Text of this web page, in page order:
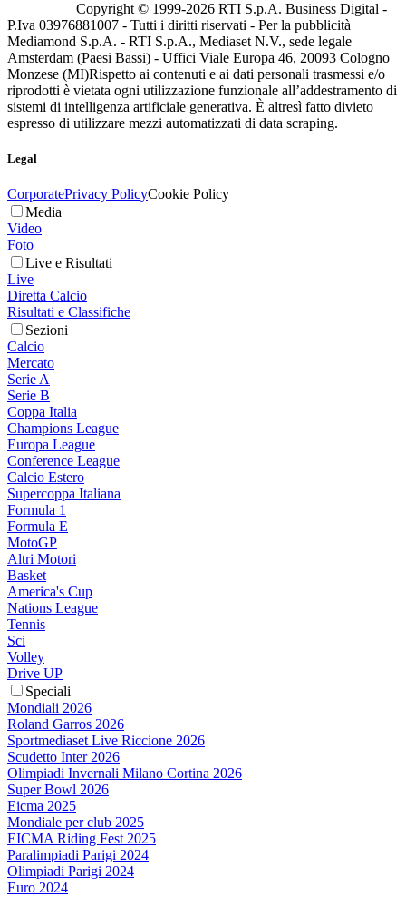
Copyright © 1999-2026 RTI S.p.A. Business Digital -
P.Iva 03976881007 - Tutti i diritti riservati - Per la pubblicità
Mediamond S.p.A. - RTI S.p.A., Mediaset N.V., sede legale
Amsterdam (Paesi Bassi) - Uffici Viale Europa 46, 20093 Cologno
Monzese (MI)Rispetto ai contenuti e ai dati personali trasmessi e/o
riprodotti è vietata ogni utilizzazione funzionale all’addestramento di
sistemi di intelligenza artificiale generativa. È altresì fatto divieto
espresso di utilizzare mezzi automatizzati di data scraping.
Legal
CorporatePrivacy PolicyCookie Policy
Media
Video
Foto
Live e Risultati
Live
Diretta Calcio
Risultati e Classifiche
Sezioni
Calcio
Mercato
Serie A
Serie B
Coppa Italia
Champions League
Europa League
Conference League
Calcio Estero
Supercoppa Italiana
Formula 1
Formula E
MotoGP
Altri Motori
Basket
America's Cup
Nations League
Tennis
Sci
Volley
Drive UP
Speciali
Mondiali 2026
Roland Garros 2026
Sportmediaset Live Riccione 2026
Scudetto Inter 2026
Olimpiadi Invernali Milano Cortina 2026
Super Bowl 2026
Eicma 2025
Mondiale per club 2025
EICMA Riding Fest 2025
Paralimpiadi Parigi 2024
Olimpiadi Parigi 2024
Euro 2024